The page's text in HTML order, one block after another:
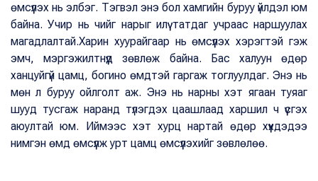
өмсүүлэх нь элбэг. Тэгвэл энэ бол хамгийн буруу үйлдэл юм
байна. Учир нь чийг нарыг илүү татдаг учраас наршуулах
магадлалтай.Харин хуурайгаар нь өмсүүлэх хэрэгтэй гэж
эмч, мэргэжилтнүүд зөвлөж байна. Бас халуун өдөр
ханцуйгүй цамц, богино өмдтэй гаргаж тоглуулдаг. Энэ нь
мөн л буруу ойлголт аж. Энэ нь нарны хэт ягаан туяаг
шууд тусгаж наранд түлэгдэх цаашлаад харшил ч үүсгэх
аюултай юм. Иймээс хэт хурц нартай өдөр хүүхдэдээ
нимгэн өмд өмсүүлж урт цамц өмсүүлэхийг зөвлөлөө.